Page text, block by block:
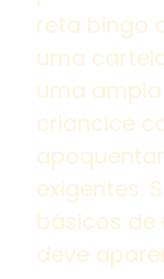
reta bingo
uma
uma
criancice
exigentes.
básicos de
deve